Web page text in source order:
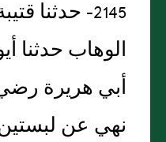
2145- حدثنا
الوهاب
أبي هريرة
نهي عن